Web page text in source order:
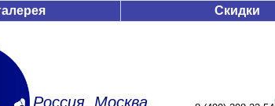
Скидки
Россия, Москва